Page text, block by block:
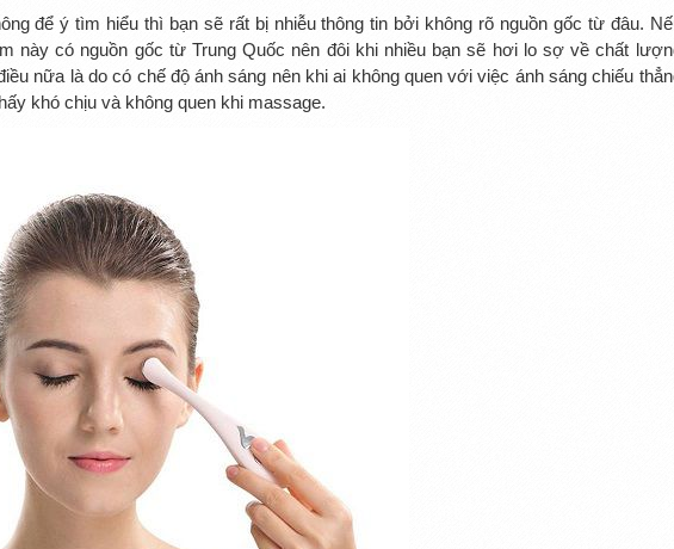
để ý tìm hiểu thì bạn sẽ rất bị nhiễu thông tin bởi không rõ nguồn gốc từ đâu.
này có nguồn gốc từ Trung Quốc nên đôi khi nhiều bạn sẽ hơi lo sợ về chất
nữa là do có chế độ ánh sáng nên khi ai không quen với việc ánh sáng chiếu
khó chịu và không quen khi massage.